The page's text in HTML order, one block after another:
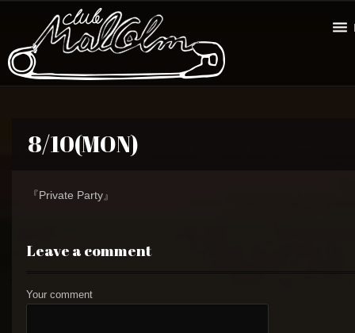
8/10(MON)
『Private Party』
Leave a comment
Your comment